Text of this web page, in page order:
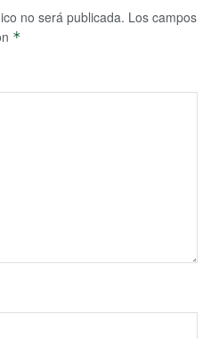
no será publicada. Los campos
*